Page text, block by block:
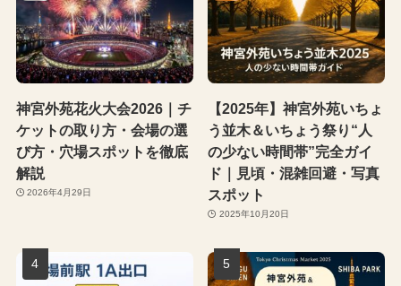
神宮外苑花火大会2026｜チ
ケットの取り方・会場の選
び方・穴場スポットを徹底
解説
2026年4月29日
【2025年】神宮外苑いちょ
う並木＆いちょう祭り“人
の少ない時間帯”完全ガイ
ド｜見頃・混雑回避・写真
スポット
2025年10月20日